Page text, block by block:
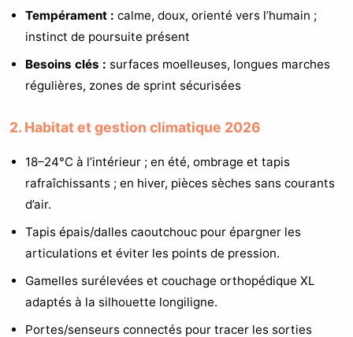
Tempérament : calme, doux, orienté vers l’humain ;
instinct de poursuite présent
Besoins clés : surfaces moelleuses, longues marches
régulières, zones de sprint sécurisées
2. Habitat et gestion climatique 2026
18–24°C à l’intérieur ; en été, ombrage et tapis
rafraîchissants ; en hiver, pièces sèches sans courants
d’air.
Tapis épais/dalles caoutchouc pour épargner les
articulations et éviter les points de pression.
Gamelles surélevées et couchage orthopédique XL
adaptés à la silhouette longiligne.
Portes/senseurs connectés pour tracer les sorties